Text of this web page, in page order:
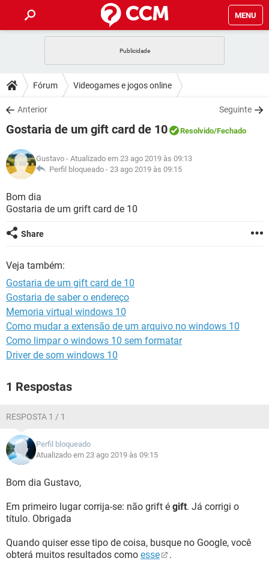
MENU
CELULAR FACEBOOK
OUTLOOK
INSTAGRAM GMAIL
GUIA DE COMPRAS
DICAS
JOGOS WHATSAPP
INSTAGRAM GMAIL
GUIA DE COMPRAS
DOWNLOADS
JOGOS WHATSAPP
CELULAR
OUTLOOK EXCEL
INSTAGRAM
GUIA DE COMPRAS
JOGOS WHATSAPP
CELULAR
OUTLOOK
GLOSSÁRIO
JOGOS
CELULAR
OUTLOOK
GUIA DE COMPRAS
Fórum Videogames e jogos online
Anterior Seguinte
Gostaria de um gift card de 10 Resolvido/Fechado
Gustavo - Atualizado em 23 ago 2019 às 09:13
Perfil bloqueado - 23 ago 2019 às 09:15
Bom dia
Gostaria de um grift card de 10
Share
Veja também:
Gostaria de um gift card de 10
Gostaria de saber o endereço
Memoria virtual windows 10
Como mudar a extensão de um arquivo no windows 10
Como limpar o windows 10 sem formatar
Driver de som windows 10
1 Respostas
RESPOSTA 1 / 1
Perfil bloqueado
Atualizado em 23 ago 2019 às 09:15
Bom dia Gustavo,
Em primeiro lugar corrija-se: não grift é gift. Já corrigi o
título. Obrigada
Quando quiser esse tipo de coisa, busque no Google, você
obterá muitos resultados como esse .